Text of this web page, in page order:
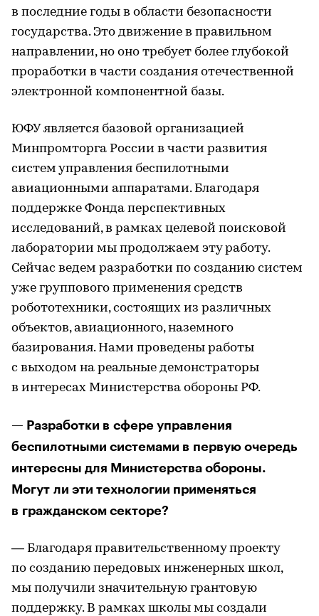
в последние годы в области безопасности
государства. Это движение в правильном
направлении, но оно требует более глубокой
проработки в части создания отечественной
электронной компонентной базы.
ЮФУ является базовой организацией
Минпромторга России в части развития
систем управления беспилотными
авиационными аппаратами. Благодаря
поддержке Фонда перспективных
исследований, в рамках целевой поисковой
лаборатории мы продолжаем эту работу.
Сейчас ведем разработки по созданию систем
уже группового применения средств
робототехники, состоящих из различных
объектов, авиационного, наземного
базирования. Нами проведены работы
с выходом на реальные демонстраторы
в интересах Министерства обороны РФ.
— Разработки в сфере управления
беспилотными системами в первую очередь
интересны для Министерства обороны.
Могут ли эти технологии применяться
в гражданском секторе?
— Благодаря правительственному проекту
по созданию передовых инженерных школ,
мы получили значительную грантовую
поддержку. В рамках школы мы создали